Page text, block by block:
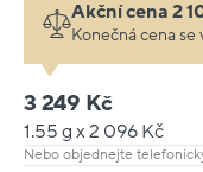
Akční cena 2
Konečná cena
3 249 Kč
1.55 g x 2 096 Kč
Nebo objednejte